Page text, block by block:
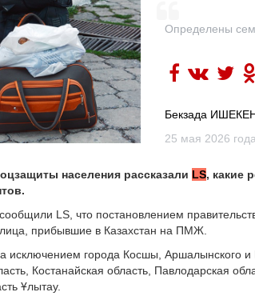
Определены
Бекзада
25 мая 2026 года
населения рассказали LS, какие
LS, что постановлением
лица, прибывшие в Казахстан на ПМЖ.
исключением города Косшы, Аршалынского и
Костанайская область, Павлодарская
Ұлытау.